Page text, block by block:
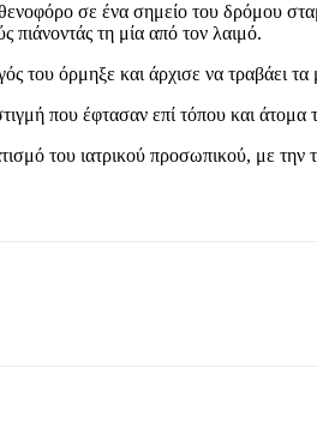
σε ένα σημείο του δρόμου
πιάνοντάς τη μία από τον λαιμό.
όρμηξε και άρχισε να τραβάει τα
που έφτασαν επί τόπου και άτομα
του ιατρικού προσωπικού, με την